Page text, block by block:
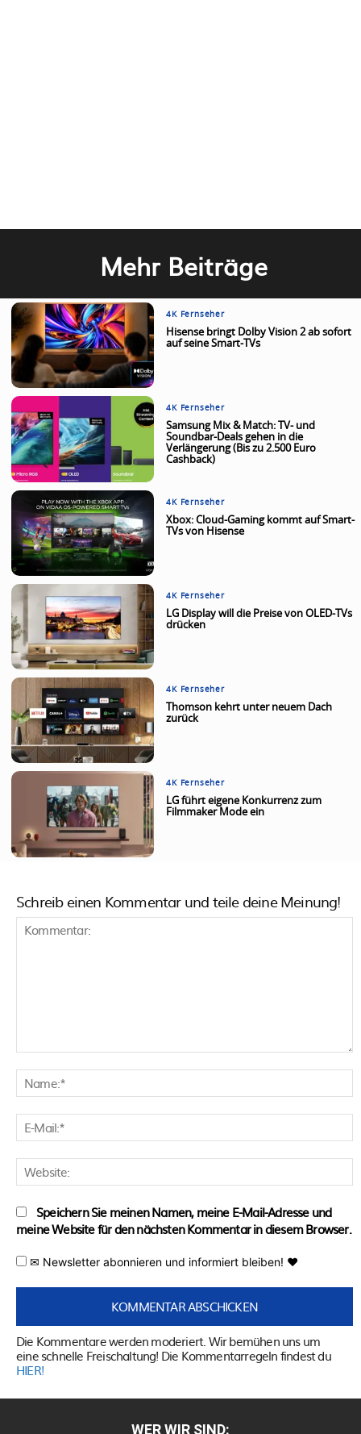
Mehr Beiträge
4K Fernseher
Hisense bringt Dolby Vision 2 ab sofort
auf seine Smart-TVs
4K Fernseher
Samsung Mix & Match: TV- und
Soundbar-Deals gehen in die
Verlängerung (Bis zu 2.500 Euro
Cashback)
4K Fernseher
Xbox: Cloud-Gaming kommt auf Smart-
TVs von Hisense
4K Fernseher
LG Display will die Preise von OLED-TVs
drücken
4K Fernseher
Thomson kehrt unter neuem Dach
zurück
4K Fernseher
LG führt eigene Konkurrenz zum
Filmmaker Mode ein
Schreib einen Kommentar und teile deine Meinung!
Speichern Sie meinen Namen, meine E-Mail-Adresse und
meine Website für den nächsten Kommentar in diesem Browser.
✉ Newsletter abonnieren und informiert bleiben! ♥
Die Kommentare werden moderiert. Wir bemühen uns um
eine schnelle Freischaltung! Die Kommentarregeln findest du
HIER!
WER WIR SIND: